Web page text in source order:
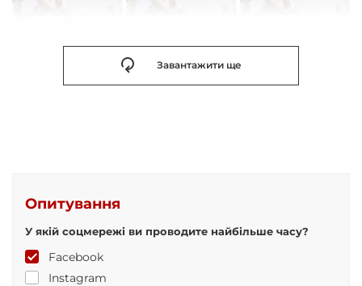
Завантажити ще
Опитування
У якій соцмережі ви проводите найбільше часу?
Facebook
Instagram